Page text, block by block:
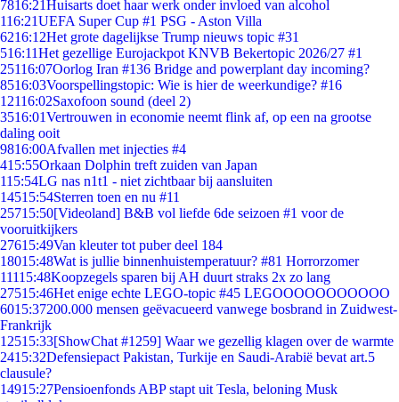
7816:21Huisarts doet haar werk onder invloed van alcohol
116:21UEFA Super Cup #1 PSG - Aston Villa
6216:12Het grote dagelijkse Trump nieuws topic #31
516:11Het gezellige Eurojackpot KNVB Bekertopic 2026/27 #1
25116:07Oorlog Iran #136 Bridge and powerplant day incoming?
8516:03Voorspellingstopic: Wie is hier de weerkundige? #16
12116:02Saxofoon sound (deel 2)
3516:01Vertrouwen in economie neemt flink af, op een na grootse
daling ooit
9816:00Afvallen met injecties #4
415:55Orkaan Dolphin treft zuiden van Japan
115:54LG nas n1t1 - niet zichtbaar bij aansluiten
14515:54Sterren toen en nu #11
25715:50[Videoland] B&B vol liefde 6de seizoen #1 voor de
vooruitkijkers
27615:49Van kleuter tot puber deel 184
18015:48Wat is jullie binnenhuistemperatuur? #81 Horrorzomer
11115:48Koopzegels sparen bij AH duurt straks 2x zo lang
27515:46Het enige echte LEGO-topic #45 LEGOOOOOOOOOOO
6015:37200.000 mensen geëvacueerd vanwege bosbrand in Zuidwest-
Frankrijk
12515:33[ShowChat #1259] Waar we gezellig klagen over de warmte
2415:32Defensiepact Pakistan, Turkije en Saudi-Arabië bevat art.5
clausule?
14915:27Pensioenfonds ABP stapt uit Tesla, beloning Musk